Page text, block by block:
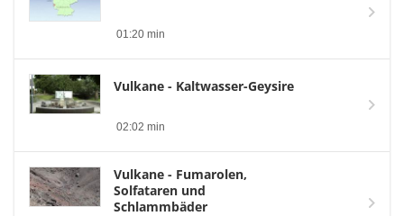
01:20 min
Vulkane - Kaltwasser-Geysire
02:02 min
Vulkane - Fumarolen,
Solfataren und
Schlammbäder